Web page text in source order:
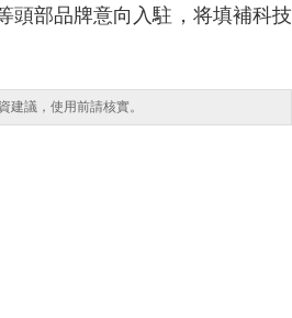
頭部品牌意向入駐，将填補科技
建議，使用前請核實。